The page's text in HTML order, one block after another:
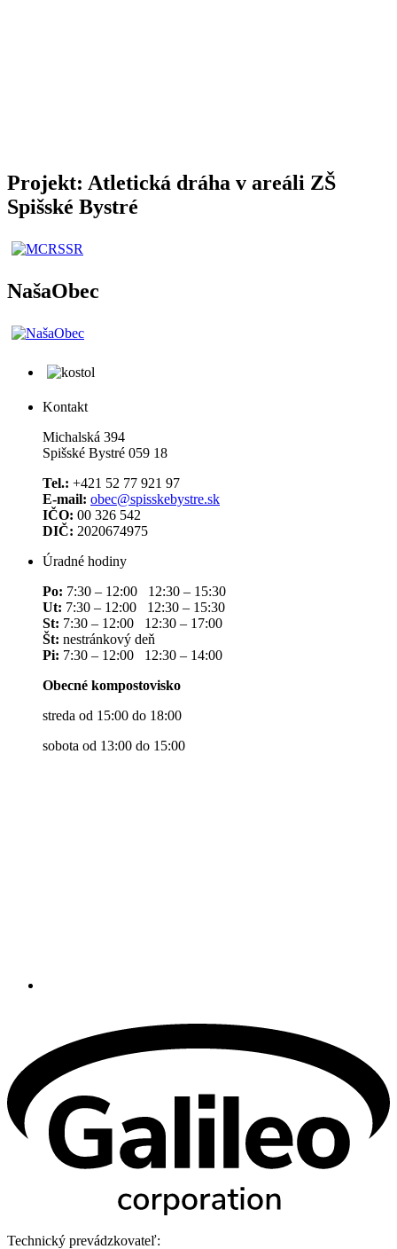
Projekt: Atletická dráha v areáli ZŠ
Spišské Bystré
NašaObec
Kontakt
Michalská 394
Spišské Bystré 059 18
Tel.: +421 52 77 921 97
E-mail: obec@spisskebystre.sk
IČO: 00 326 542
DIČ: 2020674975
Úradné hodiny
Po: 7:30 – 12:00 12:30 – 15:30
Ut: 7:30 – 12:00 12:30 – 15:30
St: 7:30 – 12:00 12:30 – 17:00
Št: nestránkový deň
Pi: 7:30 – 12:00 12:30 – 14:00
Obecné kompostovisko
streda od 15:00 do 18:00
sobota od 13:00 do 15:00
Technický prevádzkovateľ: